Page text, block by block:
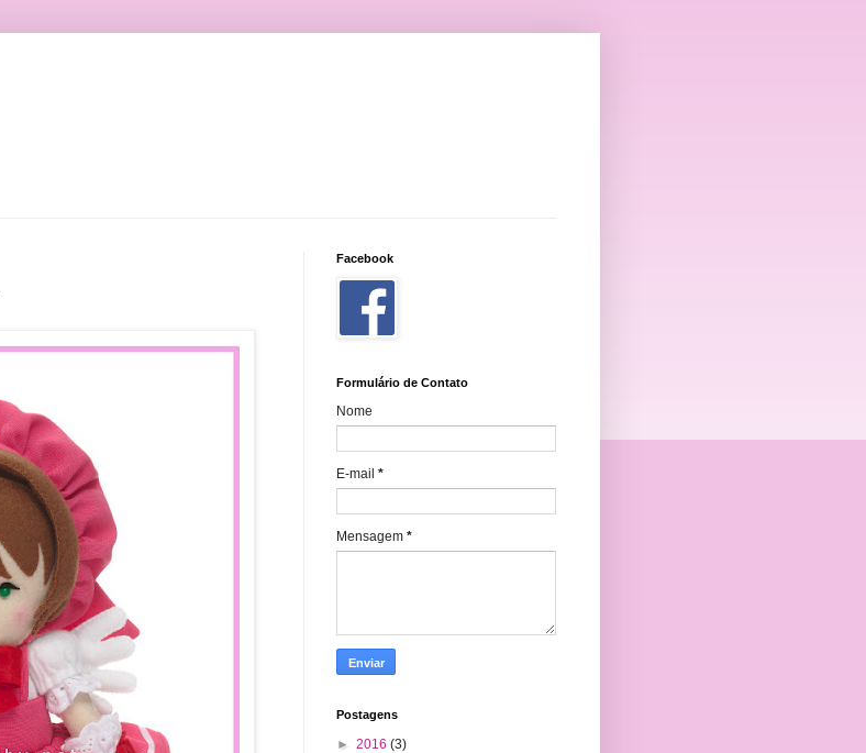
Facebook
Formulário de Contato
Nome
E-mail *
Mensagem *
Postagens
► 2016 (3)